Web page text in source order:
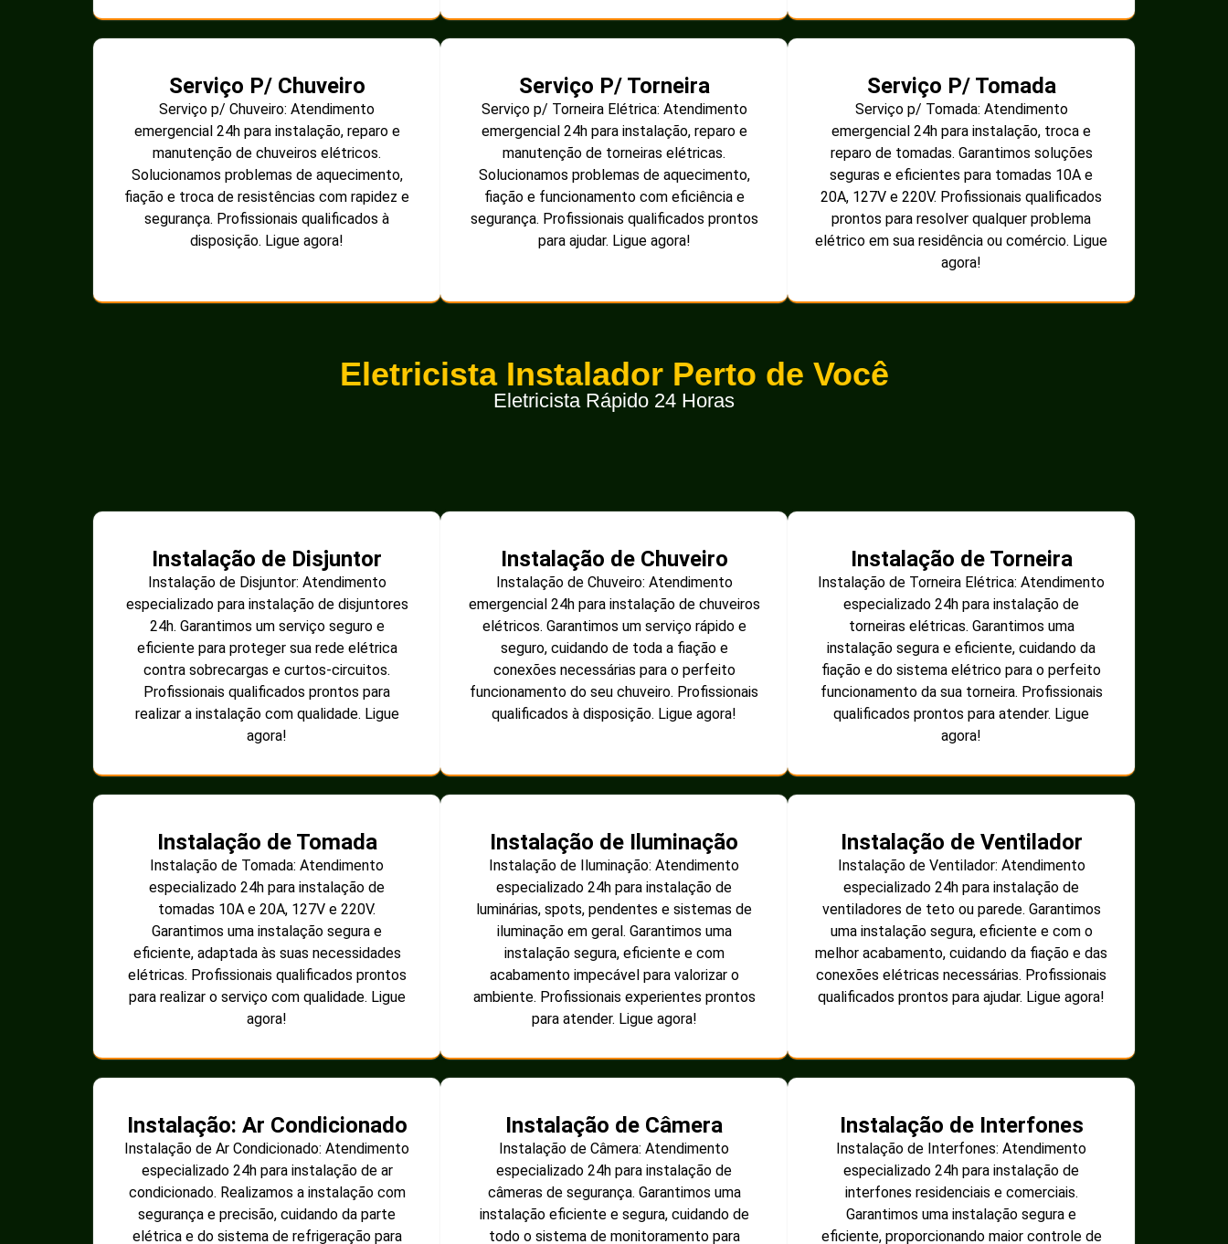
Serviço P/ Chuveiro
Serviço p/ Chuveiro: Atendimento
emergencial 24h para instalação, reparo e
manutenção de chuveiros elétricos.
Solucionamos problemas de aquecimento,
fiação e troca de resistências com rapidez e
segurança. Profissionais qualificados à
disposição. Ligue agora!
Serviço P/ Torneira
Serviço p/ Torneira Elétrica: Atendimento
emergencial 24h para instalação, reparo e
manutenção de torneiras elétricas.
Solucionamos problemas de aquecimento,
fiação e funcionamento com eficiência e
segurança. Profissionais qualificados prontos
para ajudar. Ligue agora!
Serviço P/ Tomada
Serviço p/ Tomada: Atendimento
emergencial 24h para instalação, troca e
reparo de tomadas. Garantimos soluções
seguras e eficientes para tomadas 10A e
20A, 127V e 220V. Profissionais qualificados
prontos para resolver qualquer problema
elétrico em sua residência ou comércio. Ligue
agora!
Eletricista Instalador Perto de Você
Eletricista Rápido 24 Horas
Instalação de Disjuntor
Instalação de Disjuntor: Atendimento
especializado para instalação de disjuntores
24h. Garantimos um serviço seguro e
eficiente para proteger sua rede elétrica
contra sobrecargas e curtos-circuitos.
Profissionais qualificados prontos para
realizar a instalação com qualidade. Ligue
agora!
Instalação de Chuveiro
Instalação de Chuveiro: Atendimento
emergencial 24h para instalação de chuveiros
elétricos. Garantimos um serviço rápido e
seguro, cuidando de toda a fiação e
conexões necessárias para o perfeito
funcionamento do seu chuveiro. Profissionais
qualificados à disposição. Ligue agora!
Instalação de Torneira
Instalação de Torneira Elétrica: Atendimento
especializado 24h para instalação de
torneiras elétricas. Garantimos uma
instalação segura e eficiente, cuidando da
fiação e do sistema elétrico para o perfeito
funcionamento da sua torneira. Profissionais
qualificados prontos para atender. Ligue
agora!
Instalação de Tomada
Instalação de Tomada: Atendimento
especializado 24h para instalação de
tomadas 10A e 20A, 127V e 220V.
Garantimos uma instalação segura e
eficiente, adaptada às suas necessidades
elétricas. Profissionais qualificados prontos
para realizar o serviço com qualidade. Ligue
agora!
Instalação de Iluminação
Instalação de Iluminação: Atendimento
especializado 24h para instalação de
luminárias, spots, pendentes e sistemas de
iluminação em geral. Garantimos uma
instalação segura, eficiente e com
acabamento impecável para valorizar o
ambiente. Profissionais experientes prontos
para atender. Ligue agora!
Instalação de Ventilador
Instalação de Ventilador: Atendimento
especializado 24h para instalação de
ventiladores de teto ou parede. Garantimos
uma instalação segura, eficiente e com o
melhor acabamento, cuidando da fiação e das
conexões elétricas necessárias. Profissionais
qualificados prontos para ajudar. Ligue agora!
Instalação: Ar Condicionado
Instalação de Ar Condicionado: Atendimento
especializado 24h para instalação de ar
condicionado. Realizamos a instalação com
segurança e precisão, cuidando da parte
elétrica e do sistema de refrigeração para
Instalação de Câmera
Instalação de Câmera: Atendimento
especializado 24h para instalação de
câmeras de segurança. Garantimos uma
instalação eficiente e segura, cuidando de
todo o sistema de monitoramento para
Instalação de Interfones
Instalação de Interfones: Atendimento
especializado 24h para instalação de
interfones residenciais e comerciais.
Garantimos uma instalação segura e
eficiente, proporcionando maior controle de